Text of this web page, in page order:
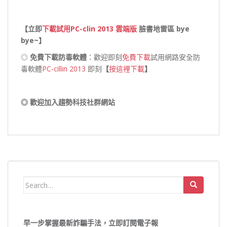
【立即下載試用PC-clin 2013 雲端版 臉書地雷區 bye
bye~】
◎ 免費下載防毒軟體 ：歡迎即刻免費下載試用網路安全防
毒軟體PC-cillin 2013 即刻 【按這裡下載】
◎ 歡迎加入趨勢科技社群網站
Search
早一步掌握最新詐騙手法，立即訂閱電子報